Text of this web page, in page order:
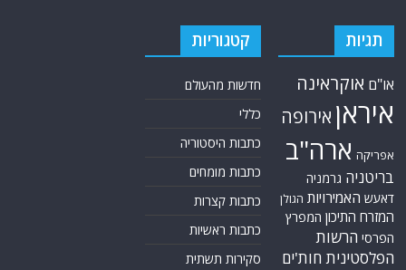
תגיות
או"ם אוקראינה
איראן אירופה
אפריקה ארה"ב
בריטניה גרמניה
דאעש האמירויות הגולן
המזרח התיכון המפרץ
הפרסי הרשות
הפלסטינית חות'ים
קטגוריות
חדשות מהעולם
כללי
כתבות היסטוריה
כתבות מומחים
כתבות קצרות
כתבות ראשיות
סקירות תשתית